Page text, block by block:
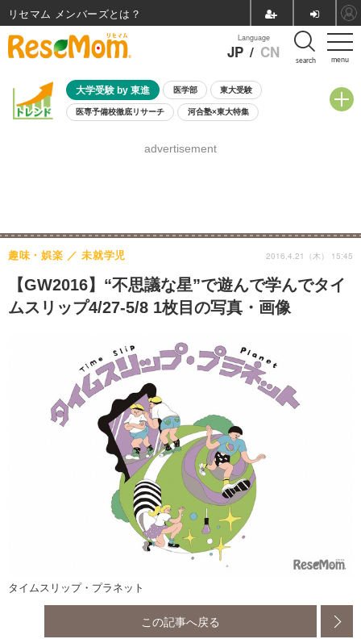
menu
Language
JP / CN search
大学受験 by 東進 医学部 東大受験
医専予備校徹底リサーチ 河合塾×東大特集
8月開催学校説明会・相談会
advertisement
【GW2016】“不思議な星”で遊んで学んでタイ
ムスリップ4/27-5/8 1枚目の写真・画像
趣味・娯楽 未就学児 2016.4.21（木） 15:45
タイムスリップ・プラネット
この記事へ戻る
リセマム メンバーズ